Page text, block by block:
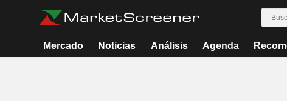
Mercado Noticias Análisis Agenda